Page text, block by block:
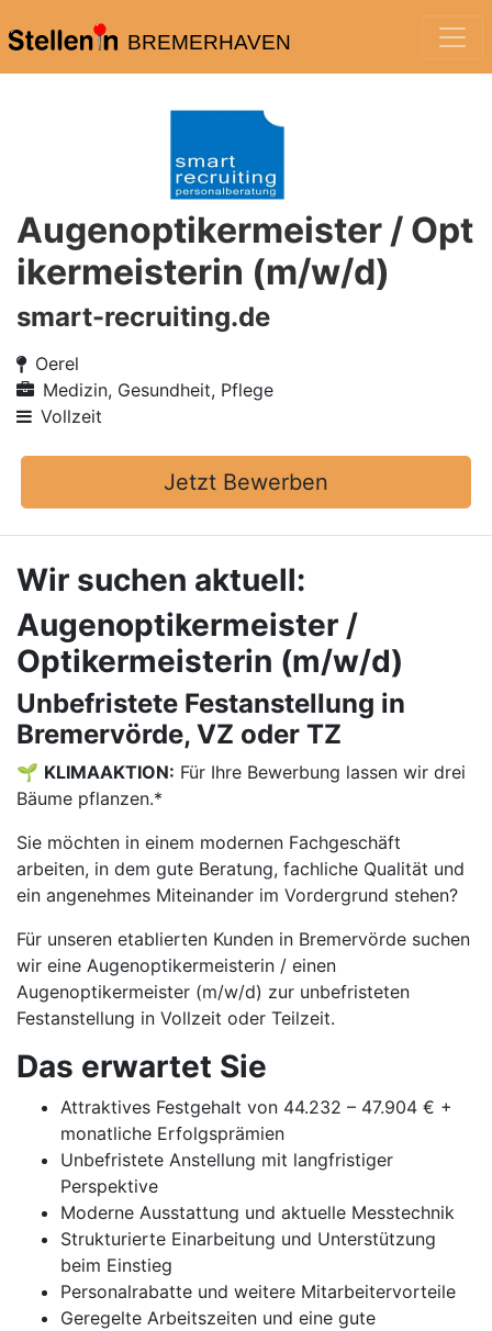
BREMERHAVEN
Augenoptikermeister / Opt
ikermeisterin (m/w/d)
smart-recruiting.de
Oerel
Medizin, Gesundheit, Pflege
Vollzeit
Jetzt Bewerben
Wir suchen aktuell:
Augenoptikermeister /
Optikermeisterin (m/w/d)
Unbefristete Festanstellung in
Bremervörde, VZ oder TZ
🌱 KLIMAAKTION: Für Ihre Bewerbung lassen wir drei
Bäume pflanzen.*
Sie möchten in einem modernen Fachgeschäft
arbeiten, in dem gute Beratung, fachliche Qualität und
ein angenehmes Miteinander im Vordergrund stehen?
Für unseren etablierten Kunden in Bremervörde suchen
wir eine Augenoptikermeisterin / einen
Augenoptikermeister (m/w/d) zur unbefristeten
Festanstellung in Vollzeit oder Teilzeit.
Das erwartet Sie
Attraktives Festgehalt von 44.232 – 47.904 € +
monatliche Erfolgsprämien
Unbefristete Anstellung mit langfristiger
Perspektive
Moderne Ausstattung und aktuelle Messtechnik
Strukturierte Einarbeitung und Unterstützung
beim Einstieg
Personalrabatte und weitere Mitarbeitervorteile
Geregelte Arbeitszeiten und eine gute